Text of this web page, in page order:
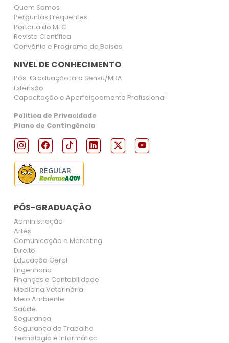
Quem Somos
Perguntas Frequentes
Portaria do MEC
Revista Científica
Convênio e Programa de Bolsas
NIVEL DE CONHECIMENTO
Pós-Graduação lato Sensu/MBA
Extensão
Capacitação e Aperfeiçoamento Profissional
Politica de Privacidade
Plano de Contingência
REGULAR
PÓS-GRADUAÇÃO
Administração
Artes
Comunicação e Marketing
Direito
Educação Geral
Engenharia
Finanças e Contabilidade
Medicina Veterinária
Meio Ambiente
Saúde
Segurança
Segurança do Trabalho
Tecnologia e Informática